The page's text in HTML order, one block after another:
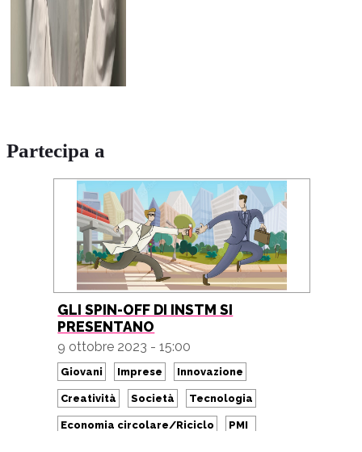
Partecipa a
GLI SPIN-OFF DI INSTM SI
PRESENTANO
9 ottobre 2023 - 15:00
Giovani Imprese Innovazione
Creatività Società Tecnologia
Economia circolare/Riciclo PMI